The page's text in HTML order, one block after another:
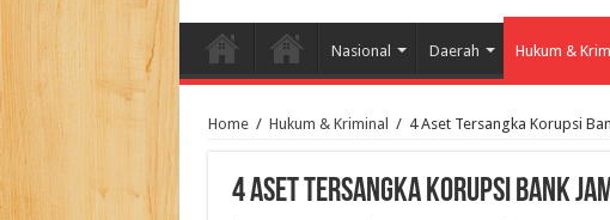
Nasional Daerah Hukum &
Home / Hukum & Kriminal / 4 Aset Tersangka Korupsi
4 Aset Tersangka Korupsi Bank